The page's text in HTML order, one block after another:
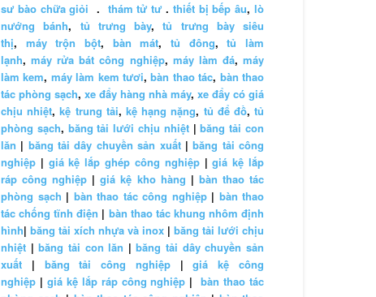
sư bào chữa giỏi . thám tử tư . thiết bị bếp âu,lò
nướng bánh, tủ trưng bày,tủ trưng bày siêu
thị, máy trộn bột, bàn mát,tủ đông,tủ làm
lạnh,máy rửa bát công nghiệp, máy làm đá,máy
làm kem, máy làm kem tươi,bàn thao tác, bàn thao
tác phòng sạch, xe đẩy hàng nhà máy, xe đẩy có giá
chịu nhiệt,kệ trung tải, kệ hạng nặng, tủ để đồ,tủ
phòng sạch, băng tải lưới chịu nhiệt|băng tải con
lăn | băng tải dây chuyền sản xuất|băng tải công
nghiệp | giá kệ lắp ghép công nghiệp|giá kệ lắp
ráp công nghiệp |giá kệ kho hàng | bàn thao tác
phòng sạch | bàn thao tác công nghiệp| bàn thao
tác chống tĩnh điện | bàn thao tác khung nhôm định
hình| băng tải xích nhựa và inox | băng tải lưới chịu
nhiệt |băng tải con lăn |băng tải dây chuyền sản
xuất | băng tải công nghiệp|giá kệ công
nghiệp | giá kệ lắp ráp công nghiệp |bàn thao tác